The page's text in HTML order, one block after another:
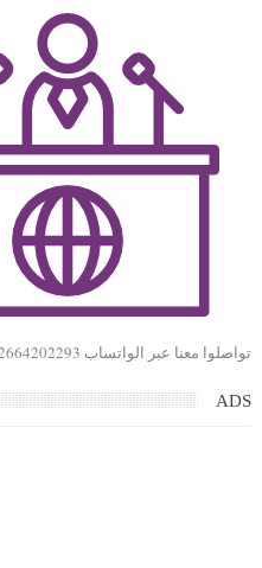
تواصلوا معنا عبر الواتساب 212664202293+
ADS